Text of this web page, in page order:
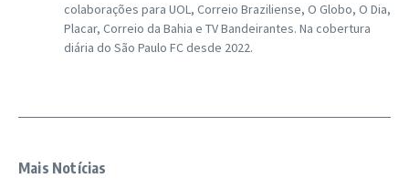
colaborações para UOL, Correio Braziliense, O Globo, O Dia,
Placar, Correio da Bahia e TV Bandeirantes. Na cobertura
diária do São Paulo FC desde 2022.
Mais Notícias